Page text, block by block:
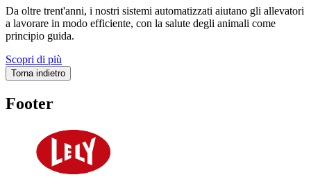
Da oltre trent'anni, i nostri sistemi automatizzati aiutano gli allevatori
a lavorare in modo efficiente, con la salute degli animali come
principio guida.
Scopri di più
Torna indietro
Footer